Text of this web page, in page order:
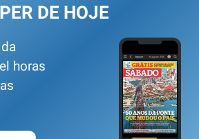
DE HOJE
horas